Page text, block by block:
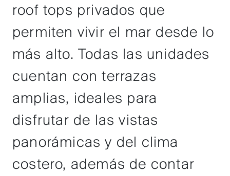
roof tops privados que
permiten vivir el mar desde lo
más alto. Todas las unidades
cuentan con terrazas
amplias, ideales para
disfrutar de las vistas
panorámicas y del clima
costero, además de contar